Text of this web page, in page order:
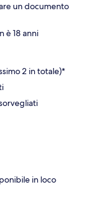
un documento
è 18 anni
2 in totale)*
in loco